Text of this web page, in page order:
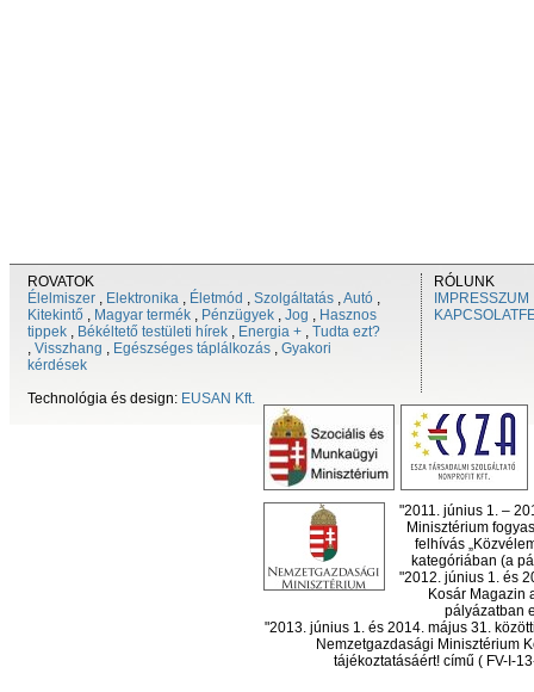
ROVATOK
Élelmiszer , Elektronika , Életmód , Szolgáltatás ,Autó ,
Kitekintő , Magyar termék , Pénzügyek , Jog , Hasznos
tippek , Békéltető testületi hírek , Energia + , Tudta ezt?
, Visszhang , Egészséges táplálkozás , Gyakori
kérdések
Technológia és design: EUSAN Kft.
RÓLUNK
IMPRESSZUM
"2011. június 1. –
Minisztérium
felhívás
kategóriában (a
"2012. június 1. és
Kosár Magazin
pályázatban
"2013. június 1. és 2014. május 31.
Nemzetgazdasági Minisztérium
tájékoztatásáért! című ( FV-I-